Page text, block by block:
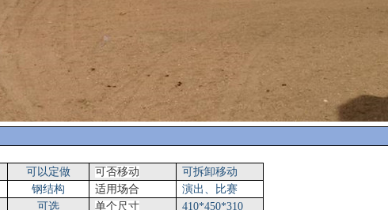
可以定做 可否移动
可拆卸移动
钢结构
适用场合
演出、比赛
可选
单个尺寸
410*450*310